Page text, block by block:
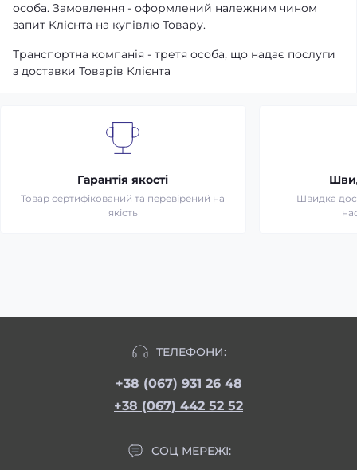
особа. Замовлення - оформлений належним чином
запит Клієнта на купівлю Товару.
Транспортна компанія - третя особа, що надає послуги
з доставки Товарів Клієнта
Гарантія якості
Товар сертифікований та перевірений на
якість
Швидка
ТЕЛЕФОНИ:
+38 (067) 931 26 48
+38 (067) 442 52 52
СОЦ МЕРЕЖІ: